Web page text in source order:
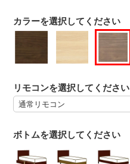
カラーを選択してください
リモコンを選択してください
ボトムを選択してください